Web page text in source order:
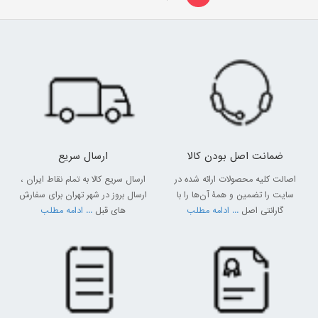
کاملا باریک و ظریف طراحی شده و در کنار یک ساب ووفر قرار دارد، اتصال
ساب ووفر در این نوع عمق صدا عمیق تر شده و از طرفی موجب ارتقاء
کیفیت آن می شود، شما می توانید ساندبار را در هر جای منزل حتی گوشه
ها نیز جای دهید. انواع برندهای ساندبار از جملهساندبار سامسونگ
،ساندبار سونی
و ... را می توانید در سایت سل مشاهده کنید و به
سینما خانگیو ... دسترسی داشته باشید.
امکانات ساندبارها
اتصالات و درگاه های مختلف موجود در ساندبار امکان اتصال به سایر
دستگاه ها را امکان پذیر کرده است. این وسیله کاربردی تنها مختص
فوق العاده ای از تماشای فیلم و شنیدن موسیقی و حتی کتاب های صوتی
و پادکست ها داشته باشید.
درگاه های ورودی و خروجی چون کابل HDMI ، USB امکان اتصال ساندبار
به تلویزیون و سایر دستگاه ها چون گوشی، تبلت، دستگاه های پخش کننده
ضمانت اصل بودن کالا
اصالت کلیه محصولات ارائه شده در
سایت را تضمین و همۀ آن‌ها را با
گارانتی اصل ... ادامه مطلب
ارسال سریع
ارسال سریع کالا به تمام نقاط ایران ،
ارسال بروز در شهر تهران برای سفارش
های قبل ... ادامه مطلب